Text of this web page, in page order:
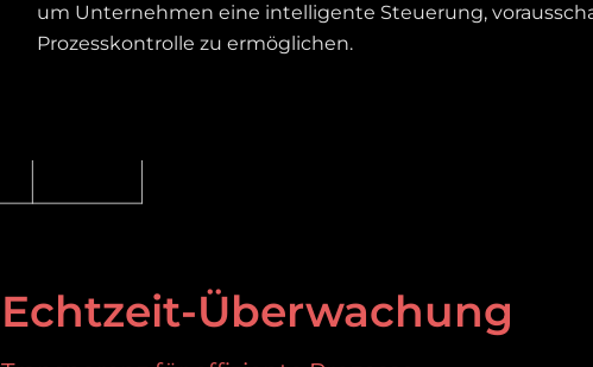
um Unternehmen eine intelligente Steuerung,
Prozesskontrolle zu ermöglichen.
Echtzeit-Überwachung